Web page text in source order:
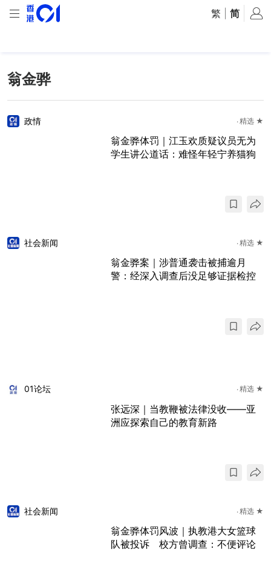
繁 简
翁金骅
政情 精选 ★
翁金骅体罚｜江玉欢质疑议员无为
学生讲公道话：难怪年轻宁养猫狗
社会新闻 精选 ★
翁金骅案｜涉普通袭击被捕逾月
警：经深入调查后没足够证据检控
01论坛 精选 ★
张远深｜当教鞭被法律没收——亚
洲应探索自己的教育新路
社会新闻 精选 ★
翁金骅体罚风波｜执教港大女篮球
队被投诉 校方曾调查：不便评论